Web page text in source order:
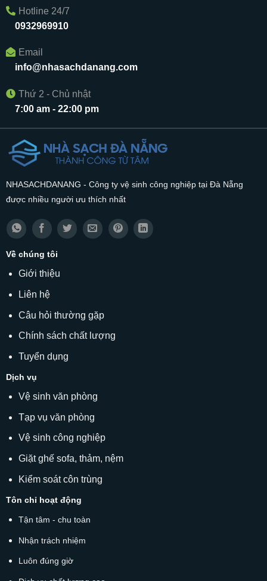
Hotline 24/7
0932969910
Email
info@nhasachdanang.com
Thứ 2 - Chủ nhật
7:00 am - 22:00 pm
NHASACHDANANG - Công ty vệ sinh công nghiệp tại Đà Nẵng
được nhiều người ưu thích nhất
Về chúng tôi
Giới thiệu
Liên hệ
Câu hỏi thường gặp
Chính sách chất lượng
Tuyển dụng
Dịch vụ
Vệ sinh văn phòng
Tạp vụ văn phòng
Vệ sinh công nghiệp
Giặt ghế sofa, thảm, nệm
Kiểm soát côn trùng
Tôn chỉ hoạt động
Tận tâm - chu toàn
Nhận trách nhiệm
Luôn đúng giờ